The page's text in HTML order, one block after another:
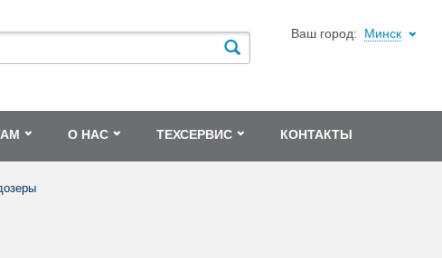
Ваш город: Минск
О НАС ТЕХСЕРВИС КОНТАКТЫ